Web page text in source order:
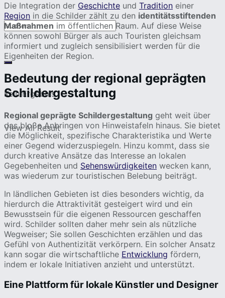
Kein Ergebnis
View All Result
Die Integration der Geschichte und Tradition einer
Region in die Schilder zählt zu den identitätsstiftenden
Maßnahmen im öffentlichen Raum. Auf diese Weise
können sowohl Bürger als auch Touristen gleichsam
informiert und zugleich sensibilisiert werden für die
Eigenheiten der Region.
Bedeutung der regional geprägten
Schildergestaltung
Regional geprägte Schildergestaltung geht weit über
das bloße Anbringen von Hinweistafeln hinaus. Sie bietet
die Möglichkeit, spezifische Charakteristika und Werte
einer Gegend widerzuspiegeln. Hinzu kommt, dass sie
durch kreative Ansätze das Interesse an lokalen
Gegebenheiten und Sehenswürdigkeiten wecken kann,
was wiederum zur touristischen Belebung beiträgt.
In ländlichen Gebieten ist dies besonders wichtig, da
hierdurch die Attraktivität gesteigert wird und ein
Bewusstsein für die eigenen Ressourcen geschaffen
wird. Schilder sollten daher mehr sein als nützliche
Wegweiser; Sie sollen Geschichten erzählen und das
Gefühl von Authentizität verkörpern. Ein solcher Ansatz
kann sogar die wirtschaftliche Entwicklung fördern,
indem er lokale Initiativen anzieht und unterstützt.
Eine Plattform für lokale Künstler und Designer